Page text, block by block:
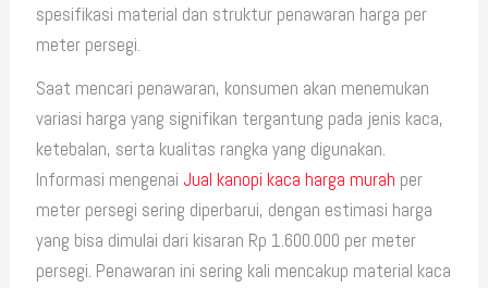
spesifikasi material dan struktur penawaran harga per
meter persegi.
Saat mencari penawaran, konsumen akan menemukan
variasi harga yang signifikan tergantung pada jenis kaca,
ketebalan, serta kualitas rangka yang digunakan.
Informasi mengenai Jual kanopi kaca harga murah per
meter persegi sering diperbarui, dengan estimasi harga
yang bisa dimulai dari kisaran Rp 1.600.000 per meter
persegi. Penawaran ini sering kali mencakup material kaca